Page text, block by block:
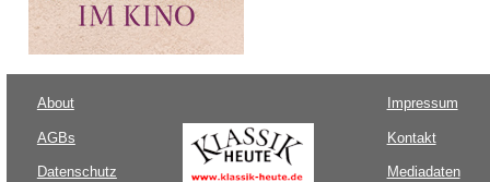
About
AGBs
Datenschutz
Impressum
Kontakt
Mediadaten